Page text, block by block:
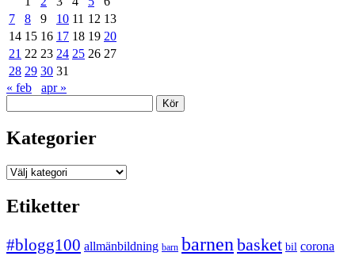
7
8 9 10 11 12 13
14 15 16 17 18 19 20
21 22 23 24 25 26 27
28 29 30 31
« feb
apr »
Kategorier
Kategorier
Etiketter
#blogg100 allmänbildning barn barnen basket bil corona